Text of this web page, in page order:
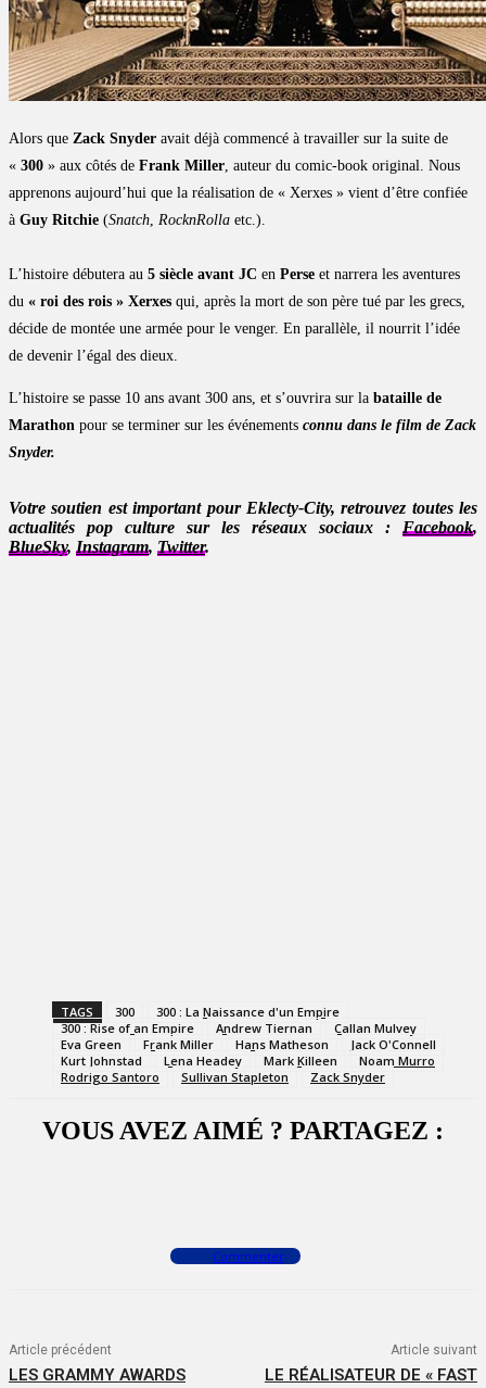
Alors que Zack Snyder avait déjà commencé à travailler sur la suite de
« 300 » aux côtés de Frank Miller, auteur du comic-book original. Nous
apprenons aujourd’hui que la réalisation de « Xerxes » vient d’être confiée
à Guy Ritchie (Snatch, RocknRolla etc.).
L’histoire débutera au 5 siècle avant JC en Perse et narrera les aventures
du « roi des rois » Xerxes qui, après la mort de son père tué par les grecs,
décide de montée une armée pour le venger. En parallèle, il nourrit l’idée
de devenir l’égal des dieux.
L’histoire se passe 10 ans avant 300 ans, et s’ouvrira sur la bataille de
Marathon pour se terminer sur les événements connu dans le film de Zack
Snyder.
Votre soutien est important pour Eklecty-City, retrouvez toutes les
actualités pop culture sur les réseaux sociaux : Facebook,
BlueSky, Instagram, Twitter.
TAGS 300
300 : La Naissance d'un Empire
300 : Rise of an Empire
Andrew Tiernan
Callan Mulvey
Eva Green
Frank Miller Hans Matheson
Jack O'Connell
Kurt Johnstad
Lena Headey Mark Killeen
Noam Murro
Rodrigo Santoro
Sullivan Stapleton Zack Snyder
VOUS AVEZ AIMÉ ? PARTAGEZ :
Commenter
Article précédent
LES GRAMMY AWARDS
Article suivant
LE RÉALISATEUR DE « FAST